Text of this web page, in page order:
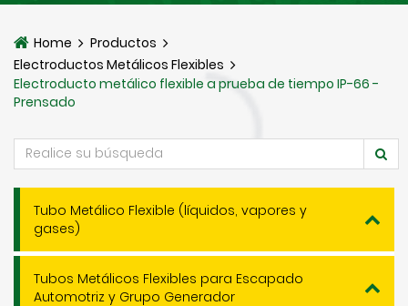
Home
Productos
Electroductos Metálicos Flexibles
Electroducto metálico flexible a prueba de tiempo IP-66 -
Prensado
Tubo Metálico Flexible (líquidos, vapores y
gases)
Tubos Metálicos Flexibles para Escapado
Automotriz y Grupo Generador